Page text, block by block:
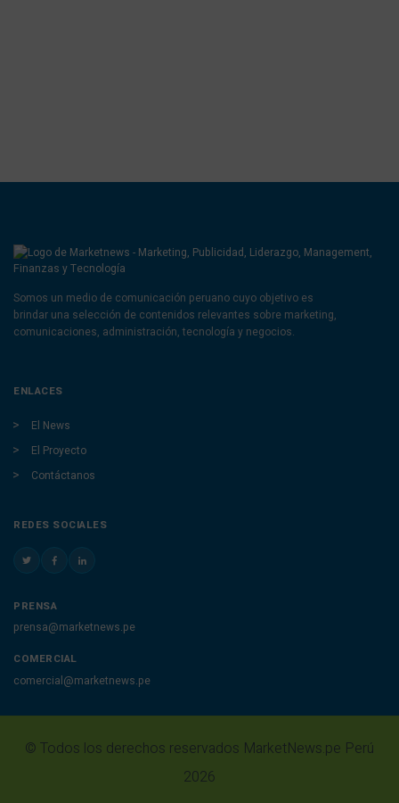
Somos un medio de comunicación peruano cuyo objetivo es
brindar una selección de contenidos relevantes sobre marketing,
comunicaciones, administración, tecnología y negocios.
ENLACES
El News
El Proyecto
Contáctanos
REDES SOCIALES
PRENSA
prensa@marketnews.pe
COMERCIAL
comercial@marketnews.pe
© Todos los derechos reservados MarketNews.pe Perú
2026